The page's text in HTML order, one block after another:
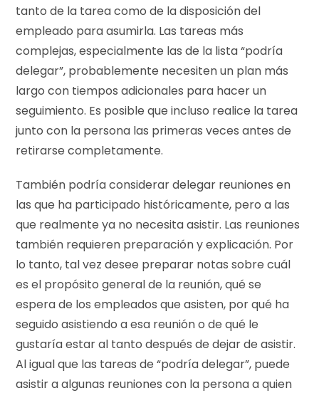
tanto de la tarea como de la disposición del
empleado para asumirla. Las tareas más
complejas, especialmente las de la lista “podría
delegar”, probablemente necesiten un plan más
largo con tiempos adicionales para hacer un
seguimiento. Es posible que incluso realice la tarea
junto con la persona las primeras veces antes de
retirarse completamente.
También podría considerar delegar reuniones en
las que ha participado históricamente, pero a las
que realmente ya no necesita asistir. Las reuniones
también requieren preparación y explicación. Por
lo tanto, tal vez desee preparar notas sobre cuál
es el propósito general de la reunión, qué se
espera de los empleados que asisten, por qué ha
seguido asistiendo a esa reunión o de qué le
gustaría estar al tanto después de dejar de asistir.
Al igual que las tareas de “podría delegar”, puede
asistir a algunas reuniones con la persona a quien